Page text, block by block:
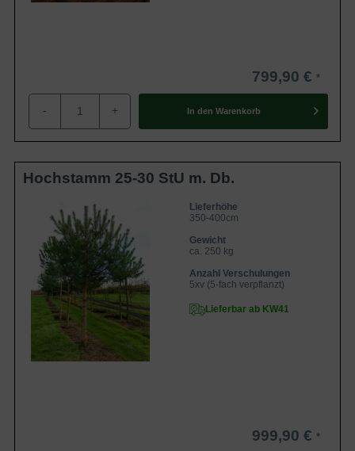
799,90 €
- + In den Warenkorb
Hochstamm 25-30 StU m. Db.
Lieferhöhe
350-400cm
Gewicht
ca. 250 kg
Anzahl Verschulungen
5xv (5-fach verpflanzt)
Lieferbar ab KW41
999,90 €